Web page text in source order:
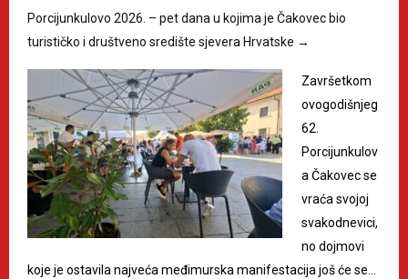
Porcijunkulovo 2026. – pet dana u kojima je Čakovec bio
turističko i društveno središte sjevera Hrvatske →
Završetkom
ovogodišnjeg
62.
Porcijunkulov
a Čakovec se
vraća svojoj
svakodnevici,
no dojmovi
koje je ostavila najveća međimurska manifestacija još će se…